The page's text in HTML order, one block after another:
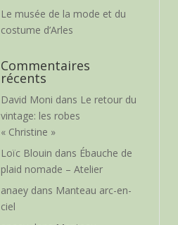
Le musée de la mode et du
costume d’Arles
Commentaires
récents
David Moni dans Le retour du
vintage: les robes
« Christine »
Loïc Blouin dans Ébauche de
plaid nomade – Atelier
anaey dans Manteau arc-en-
ciel